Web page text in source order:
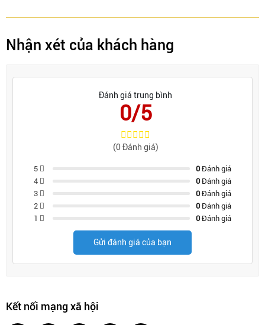
Nhận xét của khách hàng
Đánh giá trung bình
0/5
(0 Đánh giá)
5 0Đánh giá
4
0Đánh giá
3
0Đánh giá
2
0Đánh giá
1
0Đánh giá
Gửi đánh giá của bạn
Kết nối mạng xã hội